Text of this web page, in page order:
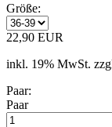
Größe:
22,90 EUR
inkl. 19% MwSt.
Paar:
Paar